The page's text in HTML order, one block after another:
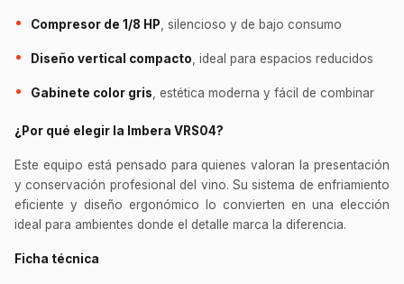
Compresor de 1/8 HP , silencioso y de bajo consumo
Diseño vertical compacto , ideal para espacios reducidos
Gabinete color gris , estética moderna y fácil de combinar
¿Por qué elegir la Imbera VRS04?
Este equipo está pensado para quienes valoran la presentación
y conservación profesional del vino. Su sistema de enfriamiento
eficiente y diseño ergonómico lo convierten en una elección
ideal para ambientes donde el detalle marca la diferencia.
Ficha técnica